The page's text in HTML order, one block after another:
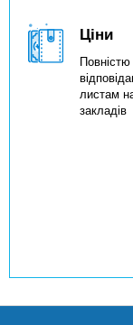
Ціни
Повністю
листам
закладів